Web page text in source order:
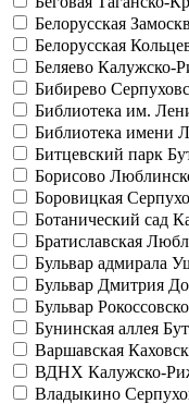
Белорусская
Белорусская
Беляево Калужско-
Бибирево
Библиотека им.
Библиотека имени
Битцевский парк
Борисово
Боровицкая
Ботанический сад
Братиславская
Бульвар адмирала
Бульвар Дмитрия
Бульвар
Бунинская аллея
Варшавская
ВДНХ Калужско-
Владыкино